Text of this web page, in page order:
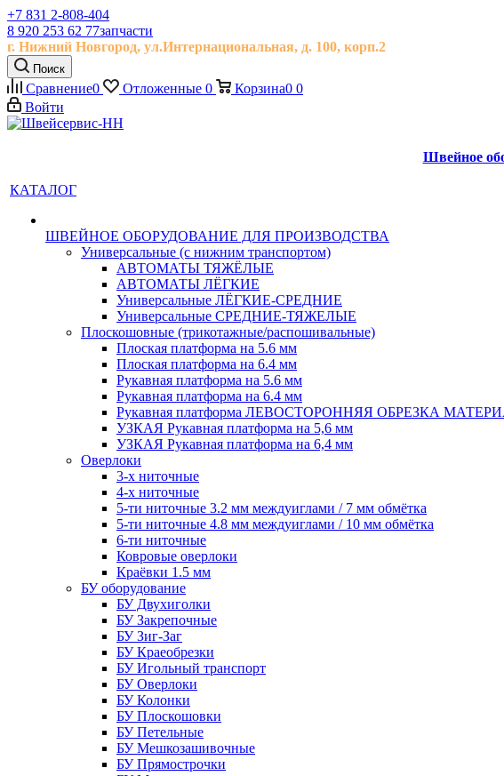
+7 831 2-808-404
8 920 253 62 77запчасти
г. Нижний Новгород, ул.Интернациональная, д. 100, корп.2
Поиск
Сравнение0 Отложенные 0 Корзина0 0
Войти
Швейное
КАТАЛОГ
ШВЕЙНОЕ ОБОРУДОВАНИЕ ДЛЯ ПРОИЗВОДСТВА
Универсальные (с нижним транспортом)
АВТОМАТЫ ТЯЖЁЛЫЕ
АВТОМАТЫ ЛЁГКИЕ
Универсальные ЛЁГКИЕ-СРЕДНИЕ
Универсальные СРЕДНИЕ-ТЯЖЕЛЫЕ
Плоскошовные (трикотажные/распошивальные)
Плоская платформа на 5.6 мм
Плоская платформа на 6.4 мм
Рукавная платформа на 5.6 мм
Рукавная платформа на 6.4 мм
Рукавная платформа ЛЕВОСТОРОННЯЯ ОБРЕЗКА
УЗКАЯ Рукавная платформа на 5,6 мм
УЗКАЯ Рукавная платформа на 6,4 мм
Оверлоки
3-х ниточные
4-х ниточные
5-ти ниточные 3.2 мм междуиглами / 7 мм обмётка
5-ти ниточные 4.8 мм междуиглами / 10 мм обмётка
6-ти ниточные
Ковровые оверлоки
Краёвки 1.5 мм
БУ оборудование
БУ Двухиголки
БУ Закрепочные
БУ Зиг-Заг
БУ Краеобрезки
БУ Игольный транспорт
БУ Оверлоки
БУ Колонки
БУ Плоскошовки
БУ Петельные
БУ Мешкозашивочные
БУ Прямострочки